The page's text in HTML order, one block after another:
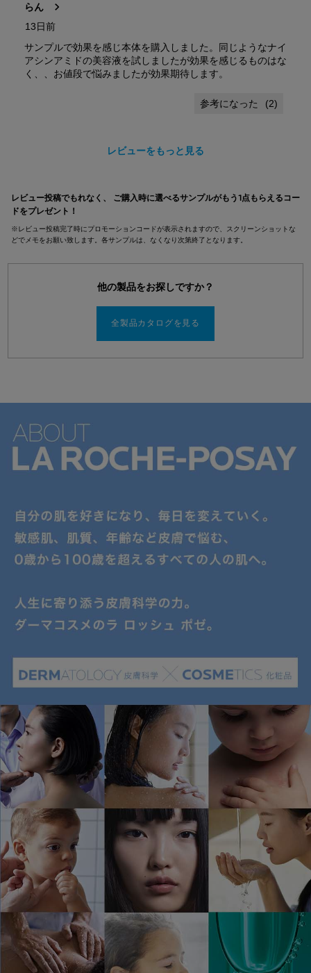
らん
13日前
サンプルで効果を感じ本体を購入しました。同じようなナイ
アシンアミドの美容液を試しましたが効果を感じるものはな
く、、お値段で悩みましたが効果期待します。
(2)
レビューをもっと見る
pdpsections-search-by-category
レビュー投稿でもれなく、 ご購入時に選べるサンプルがもう1点もらえるコー
ドをプレゼント！
※レビュー投稿完了時にプロモーションコードが表示されますので、スクリーンショットな
どでメモをお願い致します。各サンプルは、なくなり次第終了となります。
他の製品をお探しですか？
全製品カタログを見る